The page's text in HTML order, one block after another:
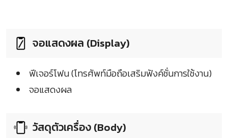
จอแสดงผล (Display)
ฟีเจอร์โฟน (โทรศัพท์มือถือเสริมฟังค์ชั่นการใช้งาน)
จอแสดงผล
วัสดุตัวเครื่อง (Body)